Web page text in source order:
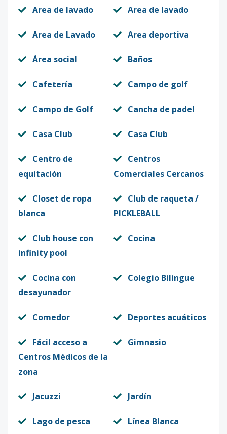
Area de lavado Area de lavado
Area de Lavado Area deportiva
Área social Baños
Cafetería Campo de golf
Campo de Golf Cancha de padel
Casa Club Casa Club
Centro de
equitación
Centros
Comerciales Cercanos
Closet de ropa
blanca
Club de raqueta /
PICKLEBALL
Club house con
infinity pool
Cocina
Cocina con
desayunador
Colegio Bilingue
Comedor Deportes acuáticos
Fácil acceso a
Centros Médicos de la
zona
Gimnasio
Jacuzzi Jardín
Lago de pesca Línea Blanca